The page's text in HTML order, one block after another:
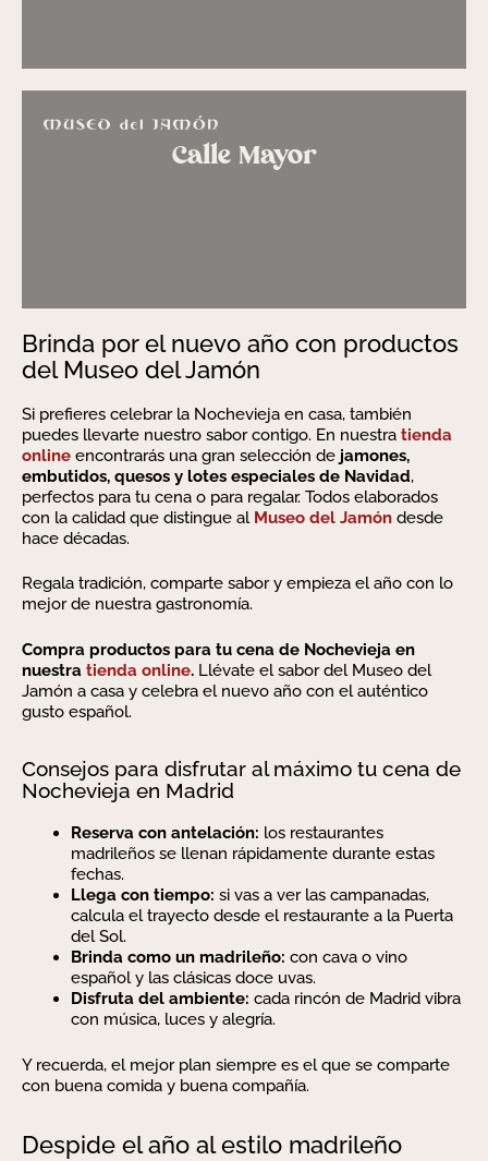
Calle Mayor
Brinda por el nuevo año con productos
del Museo del Jamón
Si prefieres celebrar la Nochevieja en casa, también
puedes llevarte nuestro sabor contigo. En nuestra tienda
online encontrarás una gran selección de jamones,
embutidos, quesos y lotes especiales de Navidad,
perfectos para tu cena o para regalar. Todos elaborados
con la calidad que distingue al Museo del Jamón desde
hace décadas.
Regala tradición, comparte sabor y empieza el año con lo
mejor de nuestra gastronomía.
Compra productos para tu cena de Nochevieja en
nuestra tienda online. Llévate el sabor del Museo del
Jamón a casa y celebra el nuevo año con el auténtico
gusto español.
Consejos para disfrutar al máximo tu cena de
Nochevieja en Madrid
Reserva con antelación: los restaurantes
madrileños se llenan rápidamente durante estas
fechas.
Llega con tiempo: si vas a ver las campanadas,
calcula el trayecto desde el restaurante a la Puerta
del Sol.
Brinda como un madrileño: con cava o vino
español y las clásicas doce uvas.
Disfruta del ambiente: cada rincón de Madrid vibra
con música, luces y alegría.
Y recuerda, el mejor plan siempre es el que se comparte
con buena comida y buena compañía.
Despide el año al estilo madrileño